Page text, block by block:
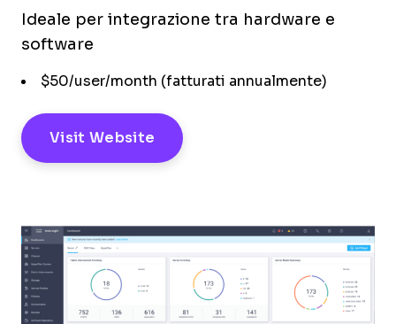
Ideale per integrazione tra hardware e
software
$50/user/month (fatturati annualmente)
Visit Website